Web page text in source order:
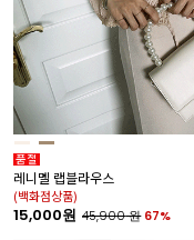
레니멜 랩블라우스
(백화점상품)
15,000원 45,900원 67%